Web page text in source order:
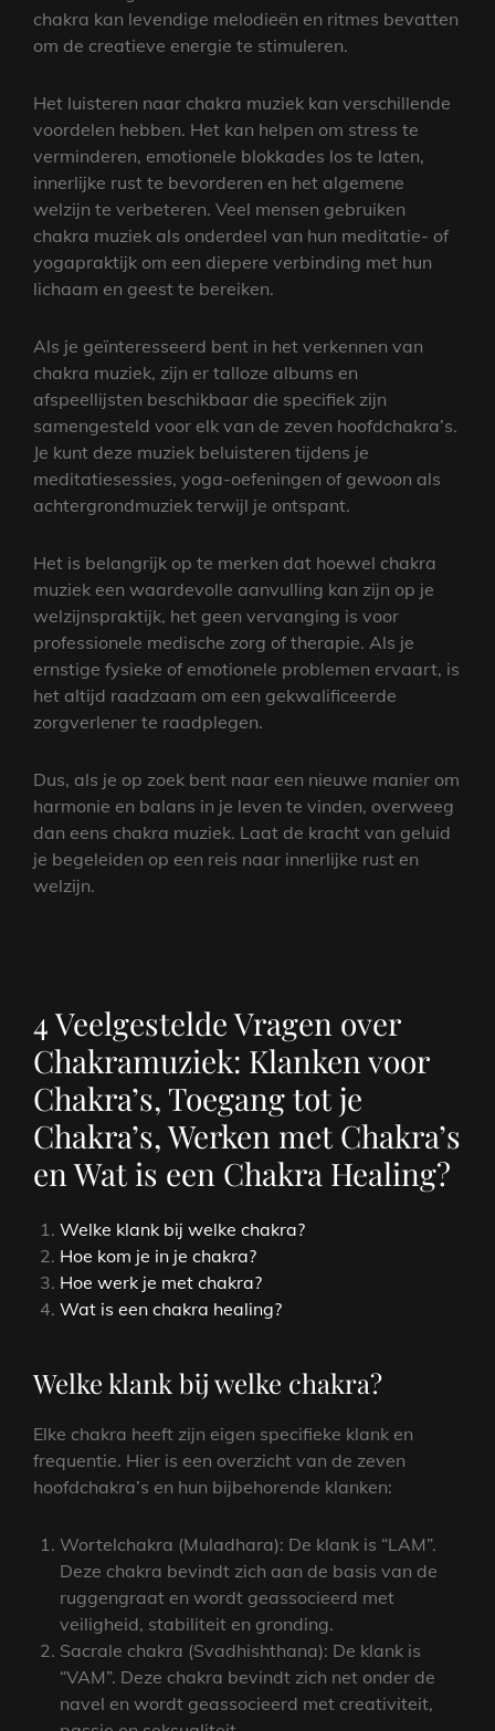
chakra kan levendige melodieën en ritmes bevatten
om de creatieve energie te stimuleren.
Het luisteren naar chakra muziek kan verschillende
voordelen hebben. Het kan helpen om stress te
verminderen, emotionele blokkades los te laten,
innerlijke rust te bevorderen en het algemene
welzijn te verbeteren. Veel mensen gebruiken
chakra muziek als onderdeel van hun meditatie- of
yogapraktijk om een diepere verbinding met hun
lichaam en geest te bereiken.
Als je geïnteresseerd bent in het verkennen van
chakra muziek, zijn er talloze albums en
afspeellijsten beschikbaar die specifiek zijn
samengesteld voor elk van de zeven hoofdchakra’s.
Je kunt deze muziek beluisteren tijdens je
meditatiesessies, yoga-oefeningen of gewoon als
achtergrondmuziek terwijl je ontspant.
Het is belangrijk op te merken dat hoewel chakra
muziek een waardevolle aanvulling kan zijn op je
welzijnspraktijk, het geen vervanging is voor
professionele medische zorg of therapie. Als je
ernstige fysieke of emotionele problemen ervaart, is
het altijd raadzaam om een gekwalificeerde
zorgverlener te raadplegen.
Dus, als je op zoek bent naar een nieuwe manier om
harmonie en balans in je leven te vinden, overweeg
dan eens chakra muziek. Laat de kracht van geluid
je begeleiden op een reis naar innerlijke rust en
welzijn.
4 Veelgestelde Vragen over
Chakramuziek: Klanken voor
Chakra’s, Toegang tot je
Chakra’s, Werken met Chakra’s
en Wat is een Chakra Healing?
Welke klank bij welke chakra?
Hoe kom je in je chakra?
Hoe werk je met chakra?
Wat is een chakra healing?
Welke klank bij welke chakra?
Elke chakra heeft zijn eigen specifieke klank en
frequentie. Hier is een overzicht van de zeven
hoofdchakra’s en hun bijbehorende klanken:
Wortelchakra (Muladhara): De klank is “LAM”.
Deze chakra bevindt zich aan de basis van de
ruggengraat en wordt geassocieerd met
veiligheid, stabiliteit en gronding.
Sacrale chakra (Svadhishthana): De klank is
“VAM”. Deze chakra bevindt zich net onder de
navel en wordt geassocieerd met creativiteit,